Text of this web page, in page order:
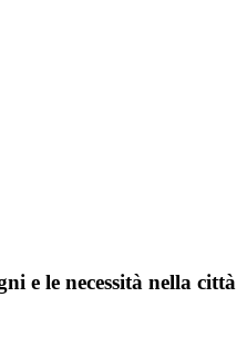
e le necessità nella città